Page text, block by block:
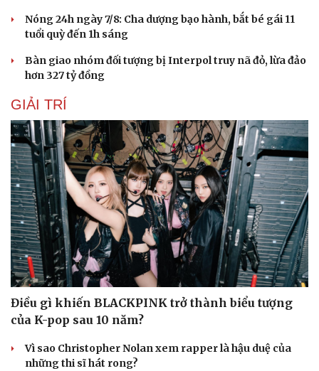
Du lịch
Tư vấn
Săn Tour
Podcast
Câu chuyện thời sự
Kể chuyện cho bé
Nóng 24h ngày 7/8: Cha dượng bạo hành, bắt bé gái 11
tuổi quỳ đến 1h sáng
Bàn giao nhóm đối tượng bị Interpol truy nã đỏ, lừa đảo
hơn 327 tỷ đồng
GIẢI TRÍ
Điều gì khiến BLACKPINK trở thành biểu tượng
của K-pop sau 10 năm?
Vì sao Christopher Nolan xem rapper là hậu duệ của
những thi sĩ hát rong?